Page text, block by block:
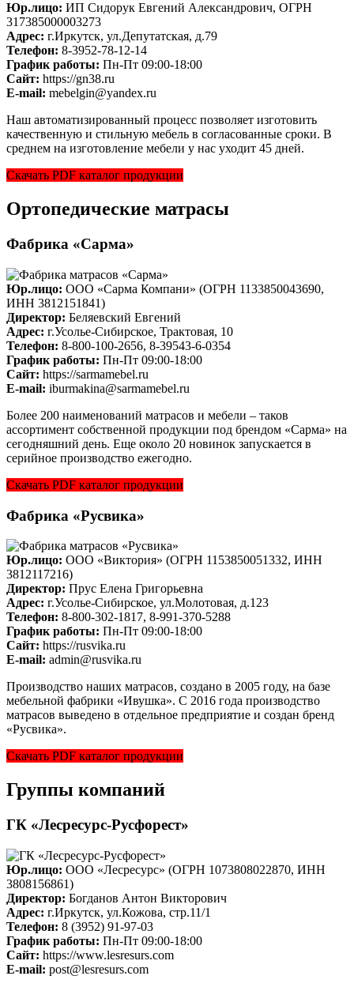
Юр.лицо: ИП Сидорук Евгений Александрович, ОГРН
317385000003273
Адрес: г.Иркутск, ул.Депутатская, д.79
Телефон: 8-3952-78-12-14
График работы: Пн-Пт 09:00-18:00
Cайт: https://gn38.ru
E-mail: mebelgin@yandex.ru
Наш автоматизированный процесс позволяет изготовить
качественную и стильную мебель в согласованные сроки. В
среднем на изготовление мебели у нас уходит 45 дней.
Скачать PDF каталог продукции
Ортопедические матрасы
Фабрика «Сарма»
Юр.лицо: ООО «Сарма Компани» (ОГРН 1133850043690,
ИНН 3812151841)
Директор: Беляевский Евгений
Адрес: г.Усолье-Сибирское, Трактовая, 10
Телефон: 8-800-100-2656, 8-39543-6-0354
График работы: Пн-Пт 09:00-18:00
Cайт: https://sarmamebel.ru
E-mail: iburmakina@sarmamebel.ru
Более 200 наименований матрасов и мебели – таков
ассортимент собственной продукции под брендом «Сарма» на
сегодняшний день. Еще около 20 новинок запускается в
серийное производство ежегодно.
Скачать PDF каталог продукции
Фабрика «Русвика»
Юр.лицо: ООО «Виктория» (ОГРН 1153850051332, ИНН
3812117216)
Директор: Прус Елена Григорьевна
Адрес: г.Усолье-Сибирское, ул.Молотовая, д.123
Телефон: 8-800-302-1817, 8-991-370-5288
График работы: Пн-Пт 09:00-18:00
Cайт: https://rusvika.ru
E-mail: admin@rusvika.ru
Производство наших матрасов, создано в 2005 году, на базе
мебельной фабрики «Ивушка». С 2016 года производство
матрасов выведено в отдельное предприятие и создан бренд
«Русвика».
Скачать PDF каталог продукции
Группы компаний
ГК «Лесресурс-Русфорест»
Юр.лицо: ООО «Лесресурс» (ОГРН 1073808022870, ИНН
3808156861)
Директор: Богданов Антон Викторович
Адрес: г.Иркутск, ул.Кожова, стр.11/1
Телефон: 8 (3952) 91-97-03
График работы: Пн-Пт 09:00-18:00
Cайт: https://www.lesresurs.com
E-mail: post@lesresurs.com